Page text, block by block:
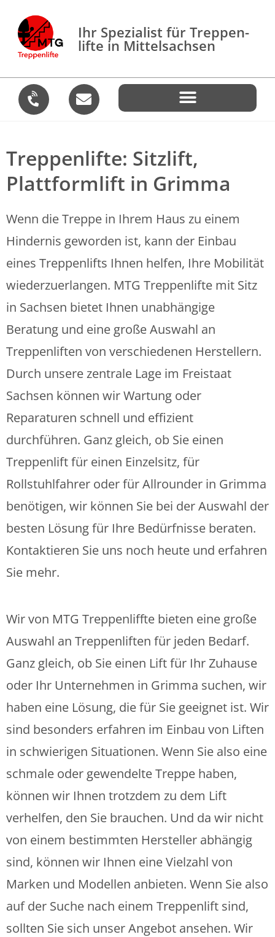
Ihr Spezialist für Treppen­
lifte in Mittelsachsen
Treppenlifte: Sitzlift,
Plattformlift in Grimma
Wenn die Treppe in Ihrem Haus zu einem
Hindernis geworden ist, kann der Einbau
eines Treppenlifts Ihnen helfen, Ihre Mobilität
wiederzuerlangen. MTG Treppenlifte mit Sitz
in Sachsen bietet Ihnen unabhängige
Beratung und eine große Auswahl an
Treppenliften von verschiedenen Herstellern.
Durch unsere zentrale Lage im Freistaat
Sachsen können wir Wartung oder
Reparaturen schnell und effizient
durchführen. Ganz gleich, ob Sie einen
Treppenlift für einen Einzelsitz, für
Rollstuhlfahrer oder für Allrounder in Grimma
benötigen, wir können Sie bei der Auswahl der
besten Lösung für Ihre Bedürfnisse beraten.
Kontaktieren Sie uns noch heute und erfahren
Sie mehr.
Wir von MTG Treppenliffte bieten eine große
Auswahl an Treppenliften für jeden Bedarf.
Ganz gleich, ob Sie einen Lift für Ihr Zuhause
oder Ihr Unternehmen in Grimma suchen, wir
haben eine Lösung, die für Sie geeignet ist. Wir
sind besonders erfahren im Einbau von Liften
in schwierigen Situationen. Wenn Sie also eine
schmale oder gewendelte Treppe haben,
können wir Ihnen trotzdem zu dem Lift
verhelfen, den Sie brauchen. Und da wir nicht
von einem bestimmten Hersteller abhängig
sind, können wir Ihnen eine Vielzahl von
Marken und Modellen anbieten. Wenn Sie also
auf der Suche nach einem Treppenlift sind,
sollten Sie sich unser Angebot ansehen. Wir